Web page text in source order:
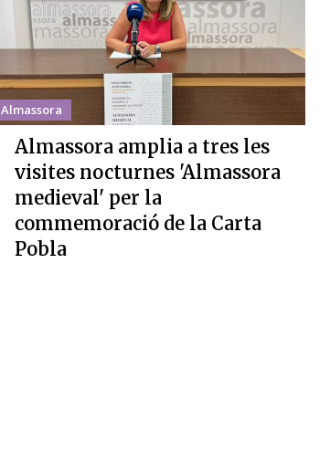
Almassora
Almassora amplia a tres les
visites nocturnes 'Almassora
medieval' per la
commemoració de la Carta
Pobla